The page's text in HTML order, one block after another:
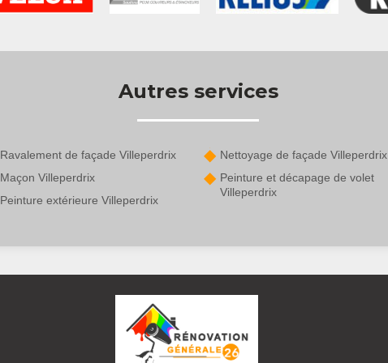
Autres services
Ravalement de façade Villeperdrix
Maçon Villeperdrix
Peinture extérieure Villeperdrix
Nettoyage de façade Villeperdrix
Peinture et décapage de volet
Villeperdrix